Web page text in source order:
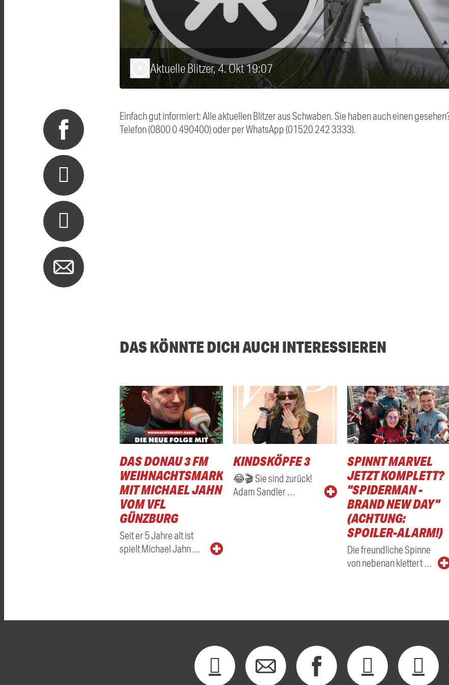
Aktuelle Blitzer, 4. Okt 19:07
Einfach gut informiert: Alle aktuellen Blitzer aus Schwaben. Sie haben auch einen
Telefon (0800 0 490400) oder per WhatsApp (01520 242 3333).
DAS KÖNNTE DICH AUCH INTERESSIEREN
DAS DONAU 3 FM
WEIHNACHTSMARKTRADIO
MIT MICHAEL JAHN
VOM VFL
GÜNZBURG
Seit er 5 Jahre alt ist
spielt Michael Jahn …
KINDSKÖPFE 3
😂🎬 Sie sind zurück!
Adam Sandler …
SPINNT MARVEL
JETZT KOMPLETT?
"SPIDERMAN -
BRAND NEW DAY"
(ACHTUNG:
SPOILER-ALARM!)
Die freundliche Spinne
von nebenan klettert …